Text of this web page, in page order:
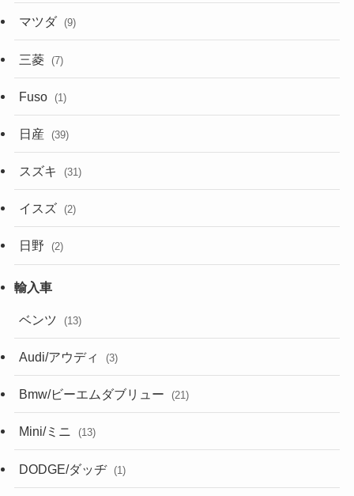
マツダ (9)
三菱 (7)
Fuso (1)
日産 (39)
スズキ (31)
イスズ (2)
日野 (2)
ベンツ (13)
Audi/アウディ (3)
Bmw/ビーエムダブリュー (21)
Mini/ミニ (13)
DODGE/ダッヂ (1)